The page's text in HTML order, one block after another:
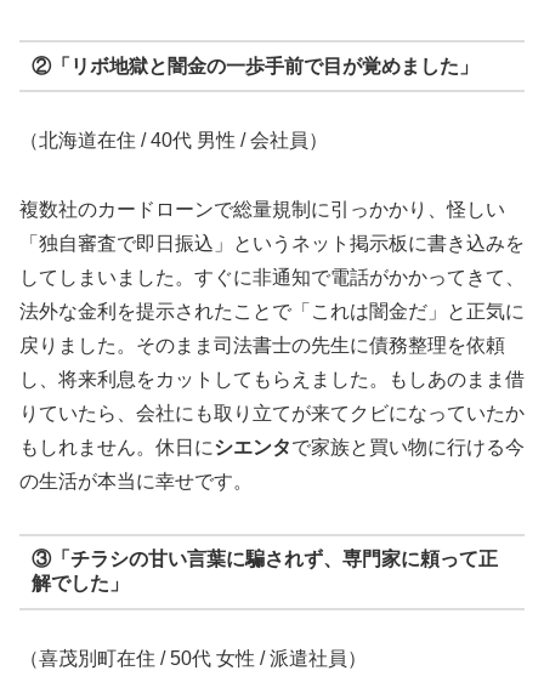
②「リボ地獄と闇金の一歩手前で目が覚めました」
（北海道在住 / 40代 男性 / 会社員）
複数社のカードローンで総量規制に引っかかり、怪しい
「独自審査で即日振込」というネット掲示板に書き込みを
してしまいました。すぐに非通知で電話がかかってきて、
法外な金利を提示されたことで「これは闇金だ」と正気に
戻りました。そのまま司法書士の先生に債務整理を依頼
し、将来利息をカットしてもらえました。もしあのまま借
りていたら、会社にも取り立てが来てクビになっていたか
もしれません。休日にシエンタで家族と買い物に行ける今
の生活が本当に幸せです。
③「チラシの甘い言葉に騙されず、専門家に頼って正
解でした」
（喜茂別町在住 / 50代 女性 / 派遣社員）